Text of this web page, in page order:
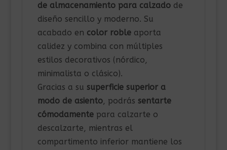
de almacenamiento para calzadode
diseño sencillo y moderno. Su
acabado en color robleaporta
calidez y combina con múltiples
estilos decorativos (nórdico,
minimalista o clásico).
Gracias a su superficie superior a
modo de asiento, podrás sentarte
cómodamentepara calzarte o
descalzarte, mientras el
compartimento inferior mantiene los